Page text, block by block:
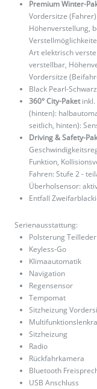
Premium Winter-
Vordersitze
Höhenverstellung,
Art elektrisch
verstellbar,
Vordersitze
Black Pearl-
360° City-Paketinkl.
(hinten):
seitlich, hinten):
Driving & Safety-
Funktion,
Fahren: Stufe 2 -
Überholsensor:
Entfall
Serienausstattung:
Polsterung Teilleder
Keyless-Go
Klimaautomatik
Navigation
Regensensor
Tempomat
Sitzheizung
Sitzheizung
Radio
Rückfahrkamera
Bluetooth
USB Anschluss